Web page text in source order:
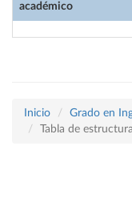
académico
Inicio
Grado en
Tabla de